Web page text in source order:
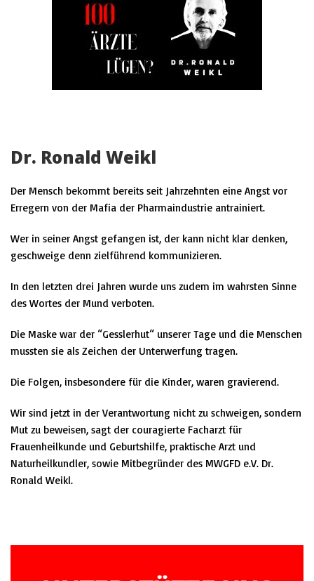
Dr. Ronald Weikl
Der Mensch bekommt bereits seit Jahrzehnten eine Angst vor
Erregern von der Mafia der Pharmaindustrie antrainiert.
Wer in seiner Angst gefangen ist, der kann nicht klar denken,
geschweige denn zielführend kommunizieren.
In den letzten drei Jahren wurde uns zudem im wahrsten Sinne
des Wortes der Mund verboten.
Die Maske war der “Gesslerhut“ unserer Tage und die Menschen
mussten sie als Zeichen der Unterwerfung tragen.
Die Folgen, insbesondere für die Kinder, waren gravierend.
Wir sind jetzt in der Verantwortung nicht zu schweigen, sondern
Mut zu beweisen, sagt der couragierte Facharzt für
Frauenheilkunde und Geburtshilfe, praktische Arzt und
Naturheilkundler, sowie Mitbegründer des MWGFD e.V. Dr.
Ronald Weikl.